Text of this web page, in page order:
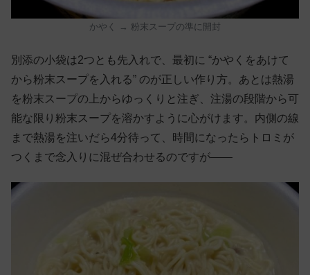
かやく → 粉末スープの準に開封
別添の小袋は2つとも先入れで、最初に “かやくをあけて
から粉末スープを入れる” のが正しい作り方。あとは熱湯
を粉末スープの上からゆっくりと注ぎ、注湯の段階から可
能な限り粉末スープを溶かすように心がけます。内側の線
まで熱湯を注いだら4分待って、時間になったらトロミが
つくまで念入りに混ぜ合わせるのですが——